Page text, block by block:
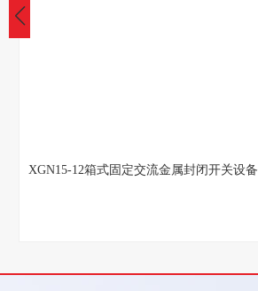
XGN15-12箱式固定交流金属封闭开关设备